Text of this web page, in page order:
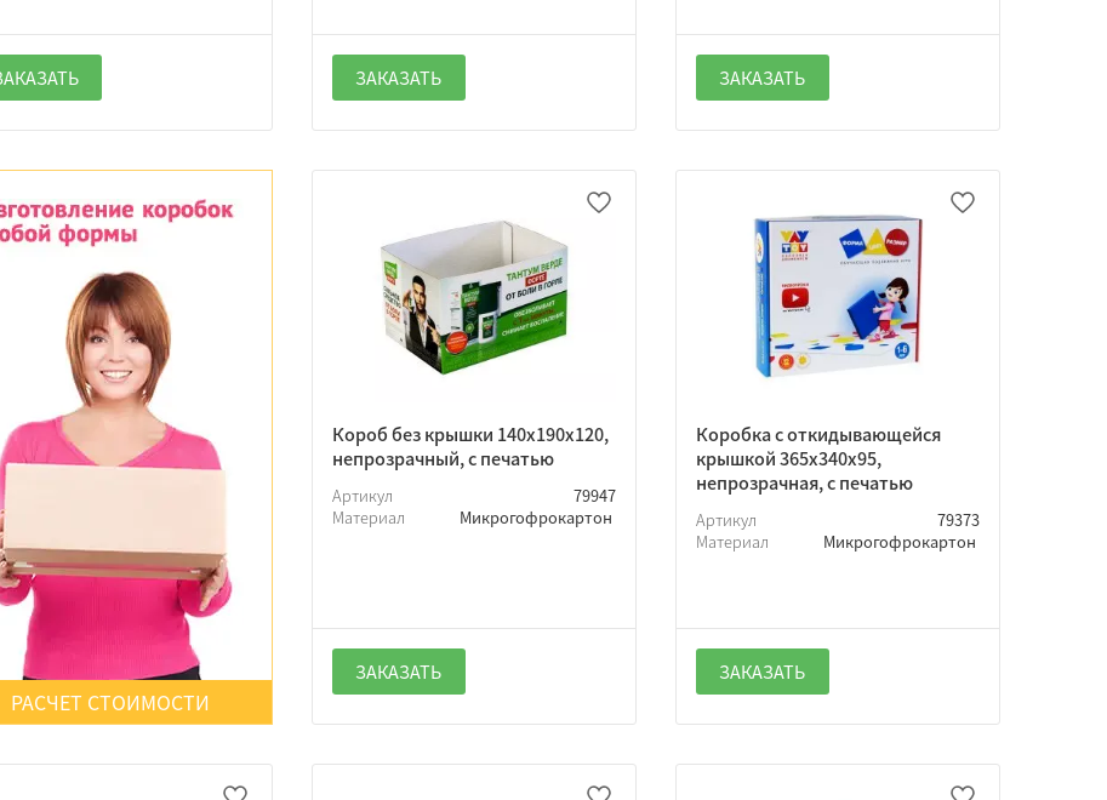
ЗАКАЗАТЬ ЗАКАЗАТЬ
РАСЧЕТ СТОИМОСТИ
Короб без крышки 140х190х120,
непрозрачный, с печатью
Артикул
79947
Материал
Микрогофрокартон
ЗАКАЗАТЬ
Коробка с откидывающейся
крышкой 365х340х95,
непрозрачная, с печатью
Артикул
79373
Материал
Микрогофрокартон
ЗАКАЗАТЬ